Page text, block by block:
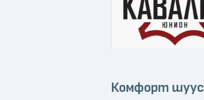
Комфорт шуус